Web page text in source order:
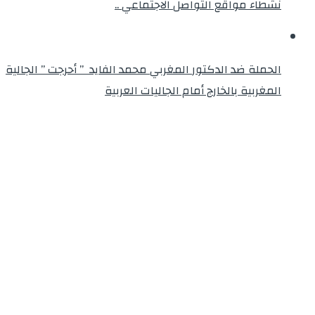
نشطاء مواقع التواصل الاجتماعي ..
الحملة ضد الدكتور المغربي محمد الفايد ” أحرجت ” الجالية
المغربية بالخارج أمام الجاليات العربية